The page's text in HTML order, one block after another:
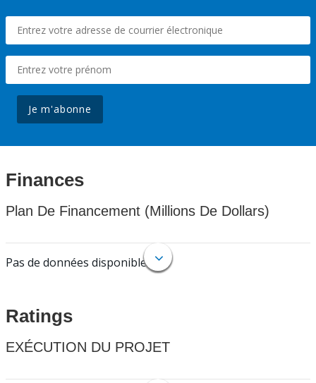
Je m'abonne
Finances
Plan De Financement (Millions De Dollars)
Pas de données disponibles.
Ratings
EXÉCUTION DU PROJET